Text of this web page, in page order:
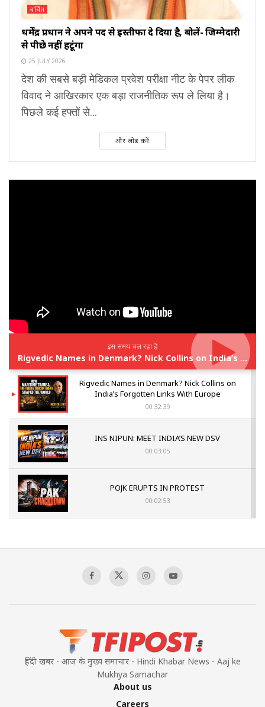
चर्चित
धर्मेंद्र प्रधान ने अपने पद से इस्तीफा दे दिया है, बोलें- जिम्मेदारी
से पीछे नहीं हटूंगा
25 JULY 2026
देश की सबसे बड़ी मेडिकल प्रवेश परीक्षा नीट के पेपर लीक
विवाद ने आखिरकार एक बड़ा राजनीतिक रूप ले लिया है।
पिछले कई हफ्तों से...
और लोड करें
इस समय चल रहा है
Rigvedic Names in Denmark? Nick Collins on India’s Forgotten Links With Europe
Rigvedic Names in Denmark? Nick Collins on
India’s Forgotten Links With Europe
00:32:39
INS NIPUN: MEET INDIA’S NEW DSV
00:03:05
POJK ERUPTS IN PROTEST
00:02:53
Sagar
हिंदी खबर - आज के मुख्य समाचार - Hindi Khabar News - Aaj ke
Mukhya Samachar
About us
Careers